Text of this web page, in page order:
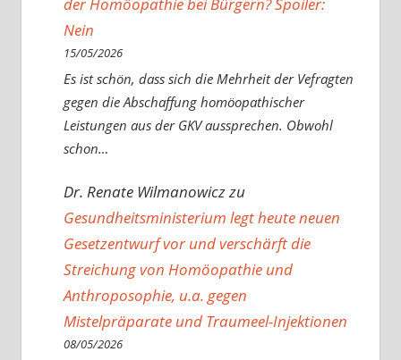
Nein
15/05/2026
Es ist schön, dass sich die Mehrheit der Vefragten
gegen die Abschaffung homöopathischer
Leistungen aus der GKV aussprechen. Obwohl
schon…
Dr. Renate Wilmanowiczzu
Gesundheitsministerium legt heute neuen
Gesetzentwurf vor und verschärft die
Streichung von Homöopathie und
Anthroposophie, u.a. gegen
Mistelpräparate und Traumeel-Injektionen
08/05/2026